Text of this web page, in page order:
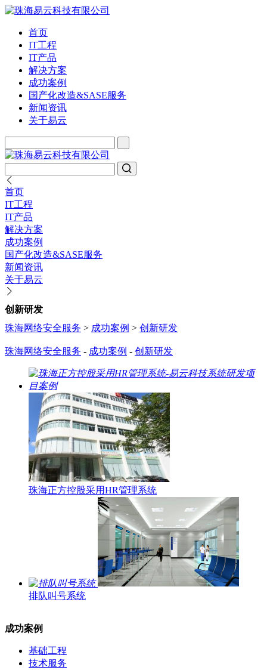
首页
IT工程
IT产品
解决方案
成功案例
国产化改造&SASE服务
新闻资讯
关于易云
首页
IT工程
IT产品
解决方案
成功案例
国产化改造&SASE服务
新闻资讯
关于易云
创新研发
珠海网络安全服务 > 成功案例 > 创新研发
珠海网络安全服务 - 成功案例 - 创新研发
珠海正方控股采用HR管理系统
排队叫号系统
成功案例
基础工程
技术服务